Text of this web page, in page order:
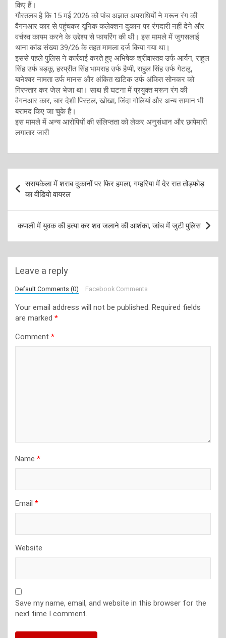
किए हैं।
गौरतलब है कि 15 मई 2026 को पांच अज्ञात अपराधियों ने मरून रंग की
वैगनआर कार से पहुंचकर यूनिक कलेक्शन दुकान पर रंगदारी नहीं देने और
वर्चस्व कायम करने के उद्देश्य से फायरिंग की थी। इस मामले में जुगसलाई
थाना कांड संख्या 39/26 के तहत मामला दर्ज किया गया था।
इससे पहले पुलिस ने कार्रवाई करते हुए अभिषेक श्रीवास्तव उर्फ आर्यन, राहुल
सिंह उर्फ बड़कू, हरप्रीत सिंह भामराह उर्फ हैप्पी, राहुल सिंह उर्फ गेटलू,
बानेश्वर नामता उर्फ मानस और अंकित खटिक उर्फ अंकित सोनकर को
गिरफ्तार कर जेल भेजा था। साथ ही घटना में प्रयुक्त मरून रंग की
वैगनआर कार, चार देशी पिस्टल, खोखा, जिंदा गोलियां और अन्य सामान भी
बरामद किए जा चुके हैं।
इस मामले में अन्य आरोपियों की संलिप्तता को लेकर अनुसंधान और छापेमारी
लगातार जारी
navigation
सरायकेला में शराब दुकानों पर फिर हमला, गम्हरिया में देर रात तोड़फोड़
का वीडियो वायरल
कपाली में युवक की हत्या कर शव जलाने की आशंका, जांच में जुटी पुलिस
Leave a reply
Default Comments (0) Facebook Comments
Your email address will not be published. Required fields
are marked *
Comment *
Name *
Email *
Website
Save my name, email, and website in this browser for the
next time I comment.